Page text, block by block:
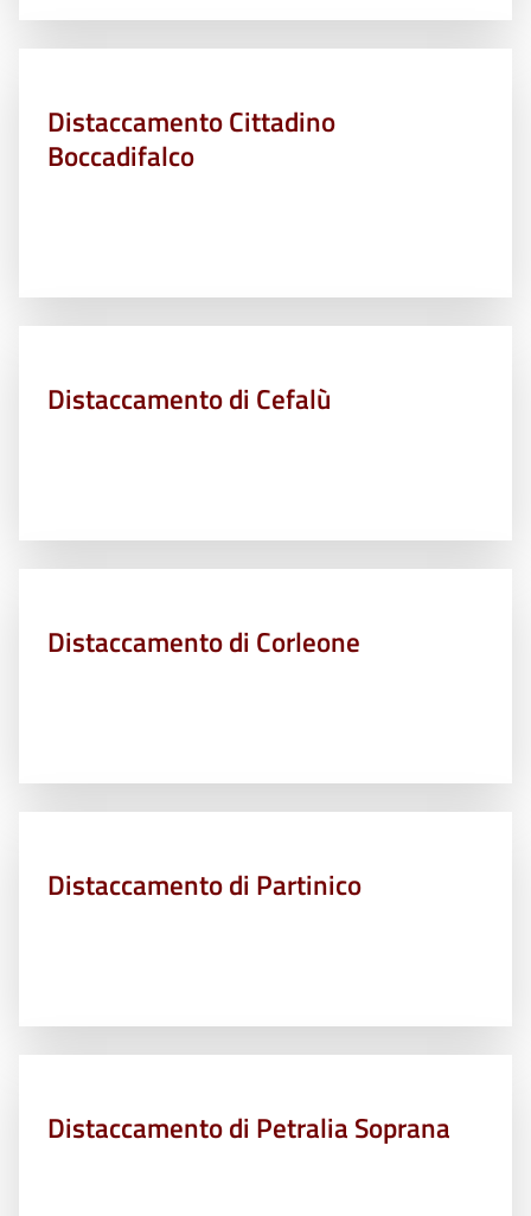
Distaccamento Cittadino
Boccadifalco
Distaccamento di Cefalù
Distaccamento di Corleone
Distaccamento di Partinico
Distaccamento di Petralia Soprana